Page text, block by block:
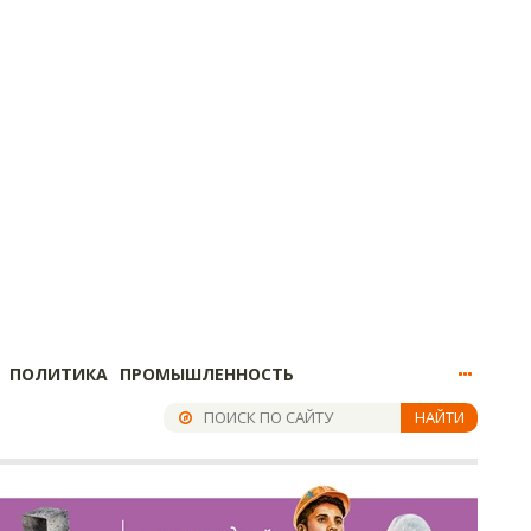
ПОЛИТИКА ПРОМЫШЛЕННОСТЬ
НАЙТИ